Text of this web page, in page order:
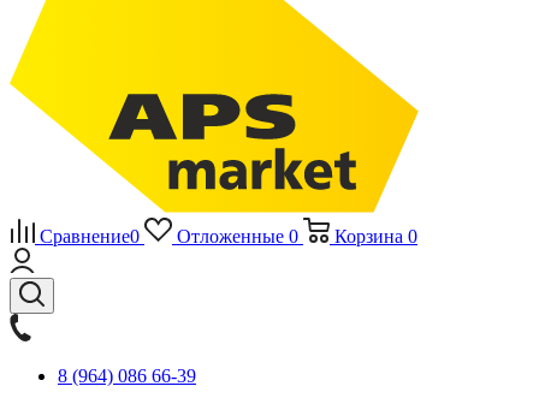
Сравнение0 Отложенные 0 Корзина 0
8 (964) 086 66-39